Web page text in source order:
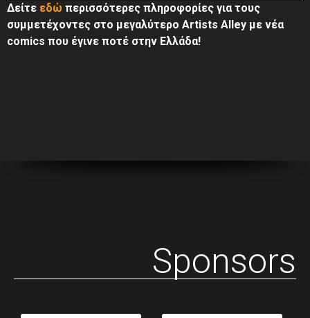
Δείτε εδώ περισσότερες πληροφορίες για τους
συμμετέχοντες στο μεγαλύτερο Artists Alley με νέα
comics που έγινε ποτέ στην Ελλάδα!
Sponsors